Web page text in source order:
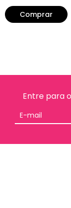
Comprar
Entre para o